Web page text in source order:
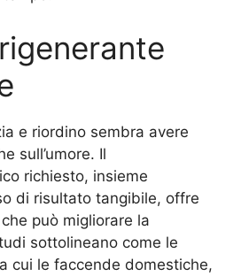
e riordino sembra avere
sull’umore. Il
richiesto, insieme
di risultato tangibile, offre
può migliorare la
sottolineano come le
cui le faccende domestiche,